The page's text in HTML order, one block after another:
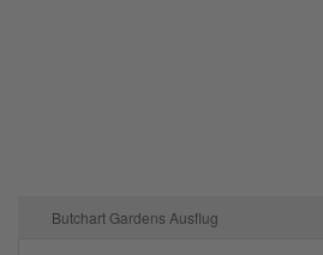
Butchart Gardens Ausflug